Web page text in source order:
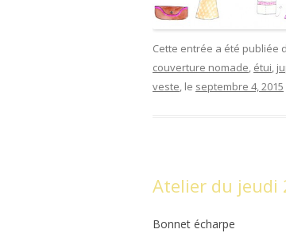
Cette entrée a été publiée
couverture nomade, étui,
veste, le septembre 4, 2015
Atelier du jeudi
Bonnet écharpe